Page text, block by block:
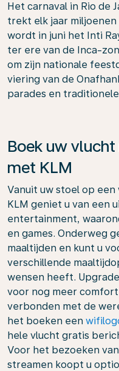
Het carnaval in Rio de
trekt elk jaar miljoenen
wordt in juni het Inti
ter ere van de Inca-
om zijn nationale
viering van de
parades en
Boek uw
met KLM
Vanuit uw stoel op
KLM geniet u van een
entertainment,
en games. Onderweg
maaltijden en kunt u
verschillende
wensen heeft.
voor nog meer
verbonden met de
het boeken een
hele vlucht gratis
Voor het bezoeken
streamen koopt u